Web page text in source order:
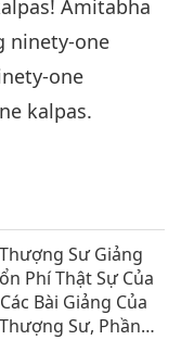
Amitabha
ninety-one
one
kalpas.
Sư Giảng
Phí Thật Sự Của
Bài Giảng Của
Sư, Phần